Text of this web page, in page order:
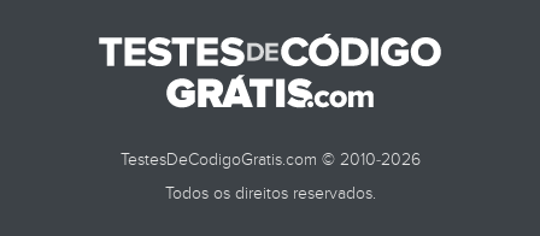
TestesDeCodigoGratis.com © 2010-2026
Todos os direitos reservados.